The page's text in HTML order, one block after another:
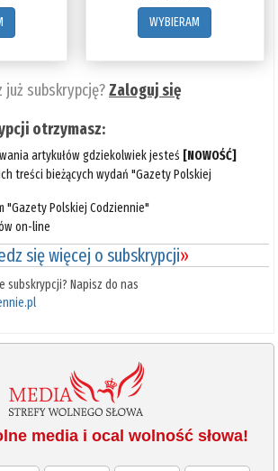
WYBIERAM
już subskrypcję?Zaloguj się
otrzymasz:
artykułów gdziekolwiek jesteś [NOWOŚĆ]
treści bieżących wydań "Gazety Polskiej
"Gazety Polskiej Codziennie"
on-line
się więcej o subskrypcji»
subskrypcji? Napisz do nas
media i ocal wolność słowa!